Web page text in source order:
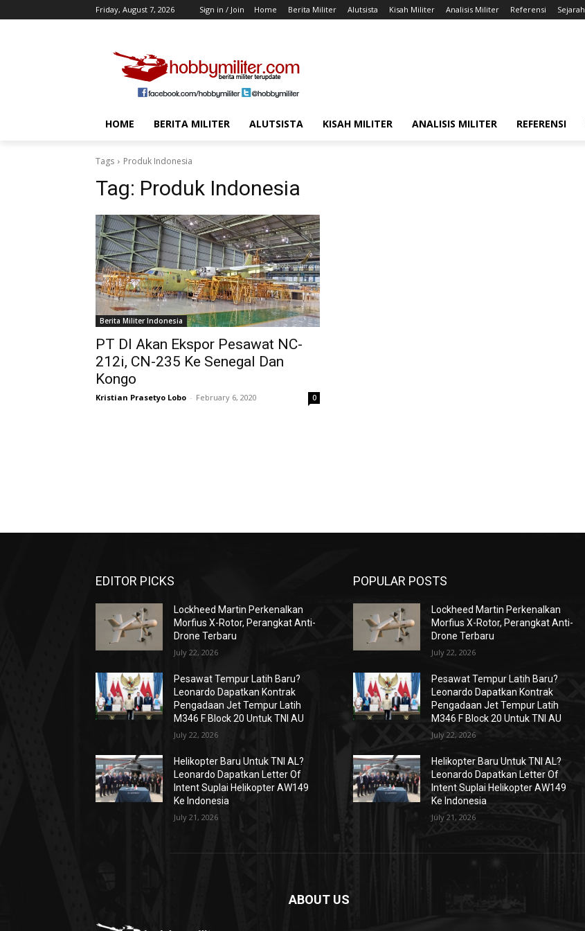
Friday, August 7, 2026 Sign in / Join Home Berita Militer Alutsista Kisah Militer Analisis Militer Referensi Sejarah
HOME BERITA MILITER ALUTSISTA KISAH MILITER ANALISIS MILITER REFERENSI
Tags Produk Indonesia
Tag: Produk Indonesia
Berita Militer Indonesia
PT DI Akan Ekspor Pesawat NC-
212i, CN-235 Ke Senegal Dan
Kongo
Kristian Prasetyo Lobo - February 6, 2020 0
EDITOR PICKS
Lockheed Martin Perkenalkan
Morfius X-Rotor, Perangkat Anti-
Drone Terbaru
July 22, 2026
Pesawat Tempur Latih Baru?
Leonardo Dapatkan Kontrak
Pengadaan Jet Tempur Latih
M346 F Block 20 Untuk TNI AU
July 22, 2026
Helikopter Baru Untuk TNI AL?
Leonardo Dapatkan Letter Of
Intent Suplai Helikopter AW149
Ke Indonesia
July 21, 2026
POPULAR POSTS
Lockheed Martin Perkenalkan
Morfius X-Rotor, Perangkat Anti-
Drone Terbaru
July 22, 2026
Pesawat Tempur Latih Baru?
Leonardo Dapatkan Kontrak
Pengadaan Jet Tempur Latih
M346 F Block 20 Untuk TNI AU
July 22, 2026
Helikopter Baru Untuk TNI AL?
Leonardo Dapatkan Letter Of
Intent Suplai Helikopter AW149
Ke Indonesia
July 21, 2026
ABOUT US